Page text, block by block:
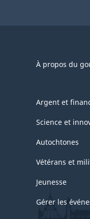
À propos du
Argent et
Science et
Autochtones
Vétérans et
Jeunesse
Gérer les